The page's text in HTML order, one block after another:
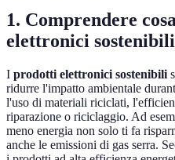
1. Comprendere
elettronici sostenibili
I prodotti elettronici sostenibili
ridurre l'impatto ambientale
l'uso di materiali riciclati,
riparazione o riciclaggio. Ad
meno energia non solo ti fa
anche le emissioni di gas serra.